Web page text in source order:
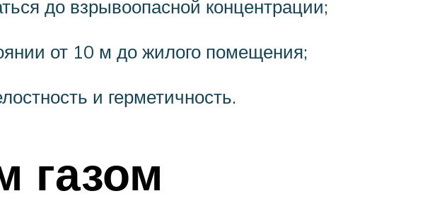
до взрывоопасной концентрации;
от 10 м до жилого помещения;
и герметичность.
газом